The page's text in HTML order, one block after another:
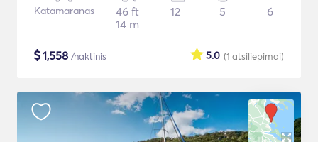
Katamaranas
46 ft
14 m
12 5 6
$1,558 /naktinis (1 atsiliepimai)
5.0